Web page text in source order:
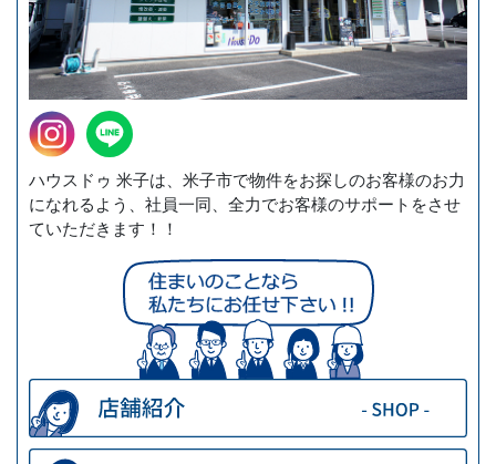
ハウスドゥ 米子は、米子市で物件をお探しのお客様のお力
になれるよう、社員一同、全力でお客様のサポートをさせ
ていただきます！！